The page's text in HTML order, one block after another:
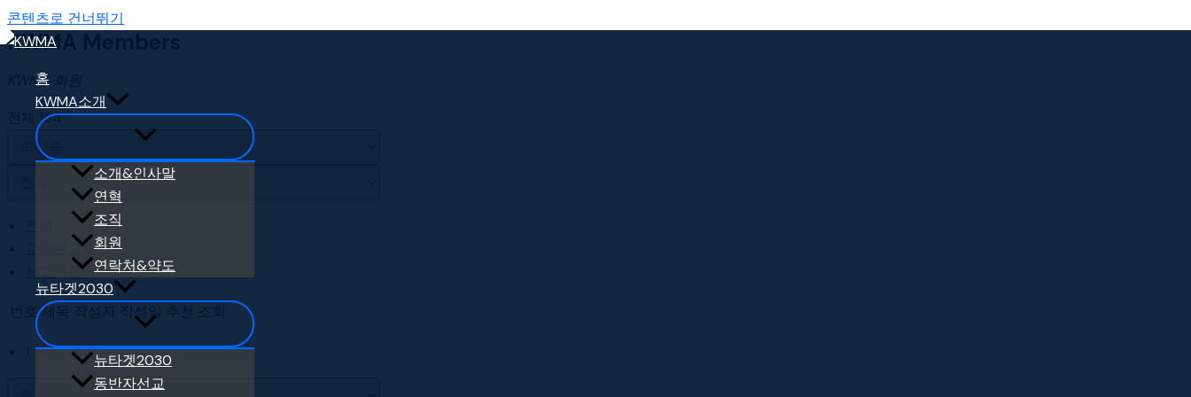
콘텐츠로 건너뛰기
홈
KWMA소개
소개&인사말
연혁
조직
회원
연락처&약도
뉴타겟2030
뉴타겟2030
동반자선교
KWMA Members
KWMA 회원
전체 154
교단선교부
선교단체
번호제목 작성일